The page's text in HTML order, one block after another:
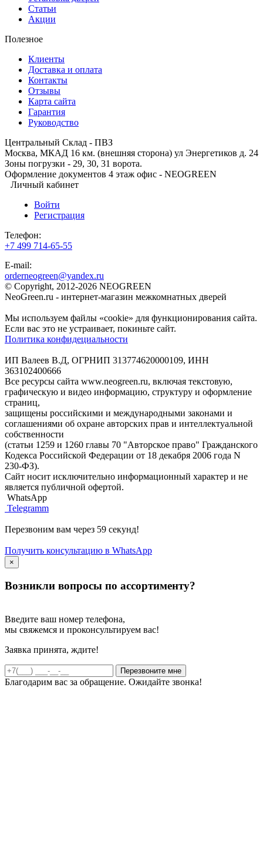
Статьи
Акции
Полезное
Клиенты
Доставка и оплата
Контакты
Отзывы
Карта сайта
Гарантия
Руководство
Центральный Склад - ПВЗ
Москва, МКАД 16 км. (внешняя сторона) ул Энергетиков д. 24
Зоны погрузки - 29, 30, 31 ворота.
Оформление документов 4 этаж офис - NEOGREEN
Личный кабинет
Войти
Регистрация
Телефон:
+7 499 714-65-55
E-mail:
orderneogreen@yandex.ru
© Copyright, 2012-2026 NEOGREEN
NeoGreen.ru - интернет-магазин межкомнатных дверей
Мы используем файлы «cookie» для функционирования сайта.
Если вас это не устраивает, покиньте сайт.
Политика конфидециальности
ИП Валеев В.Д, ОГРНИП 313774620000109, ИНН
363102400666
Все ресурсы сайта www.neogreen.ru, включая текстовую,
графическую и видео информацию, структуру и оформление
страниц,
защищены российскими и международными законами и
соглашениями об охране авторских прав и интеллектуальной
собственности
(статьи 1259 и 1260 главы 70 "Авторское право" Гражданского
Кодекса Российской Федерации от 18 декабря 2006 года N
230-ФЗ).
Сайт носит исключительно информационный характер и не
является публичной офертой.
WhatsApp
Telegramm
Перезвоним вам через 59 секунд!
Получить консультацию в WhatsApp
×
Возникли вопросы по ассортименту?
Введите ваш номер телефона,
мы свяжемся и проконсультируем вас!
Заявка принята, ждите!
Благодарим вас за обращение. Ожидайте звонка!